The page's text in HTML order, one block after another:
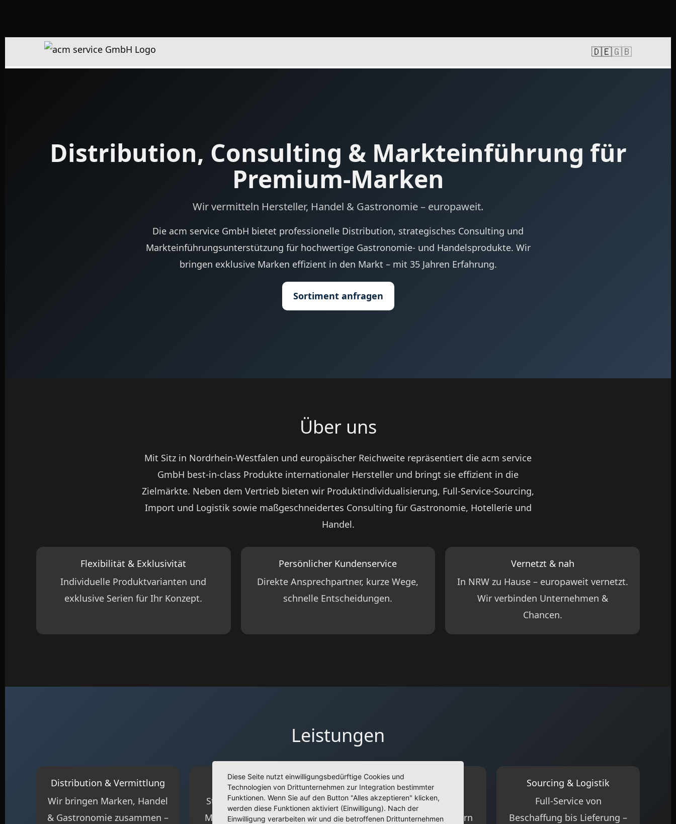
springen
🇩🇪🇬🇧
Distribution, Consulting & Markteinführung für
Premium-Marken
Wir vermitteln Hersteller, Handel & Gastronomie – europaweit.
Die acm service GmbH bietet professionelle Distribution, strategisches Consulting und
Markteinführungsunterstützung für hochwertige Gastronomie- und Handelsprodukte. Wir
bringen exklusive Marken effizient in den Markt – mit 35 Jahren Erfahrung.
Sortiment anfragen
Über uns
Mit Sitz in Nordrhein-Westfalen und europäischer Reichweite repräsentiert die acm service
GmbH best-in-class Produkte internationaler Hersteller und bringt sie effizient in die
Zielmärkte. Neben dem Vertrieb bieten wir Produktindividualisierung, Full-Service-Sourcing,
Import und Logistik sowie maßgeschneidertes Consulting für Gastronomie, Hotellerie und
Handel.
Flexibilität & Exklusivität
Individuelle Produktvarianten und
exklusive Serien für Ihr Konzept.
Persönlicher Kundenservice
Direkte Ansprechpartner, kurze Wege,
schnelle Entscheidungen.
Vernetzt & nah
In NRW zu Hause – europaweit vernetzt.
Wir verbinden Unternehmen &
Chancen.
Leistungen
Distribution & Vermittlung
Wir bringen Marken, Handel
& Gastronomie zusammen –
Consulting
Strategische Beratung für
Markenaufbau, Prozesse &
Markteinführung
Begleitung von
internationalen Herstellern
Sourcing & Logistik
Full-Service von
Beschaffung bis Lieferung –
Diese Seite nutzt einwilligungsbedürftige Cookies und
Technologien von Drittunternehmen zur Integration bestimmter
Funktionen. Wenn Sie auf den Button "Alles akzeptieren" klicken,
werden diese Funktionen aktiviert (Einwilligung). Nach der
Einwilligung verarbeiten wir und die betroffenen Drittunternehmen